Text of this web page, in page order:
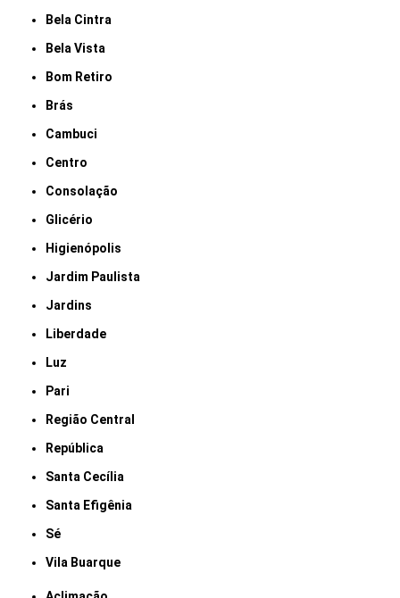
Bela Cintra
Bela Vista
Bom Retiro
Brás
Cambuci
Centro
Consolação
Glicério
Higienópolis
Jardim Paulista
Jardins
Liberdade
Luz
Pari
Região Central
República
Santa Cecília
Santa Efigênia
Sé
Vila Buarque